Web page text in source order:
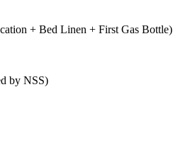
+ Bed Linen + First Gas Bottle)
by NSS)